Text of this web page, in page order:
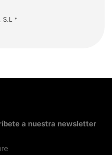
S.L *
a nuestra newsletter